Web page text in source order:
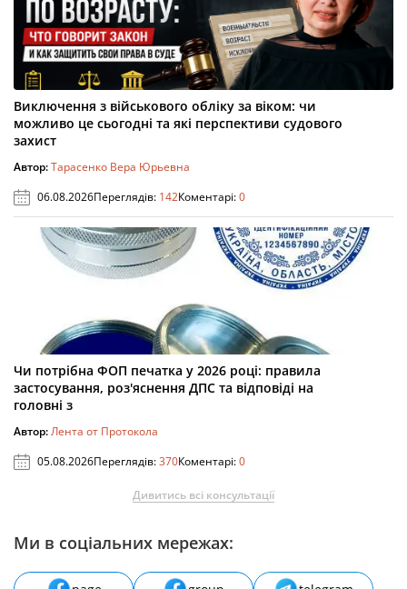
Виключення з військового обліку за віком: чи
можливо це сьогодні та які перспективи судового
захист
Автор:Тарасенко Вера Юрьевна
06.08.2026Переглядів: 142Коментарі:0
Чи потрібна ФОП печатка у 2026 році: правила
застосування, роз'яснення ДПС та відповіді на
головні з
Автор:Лента от Протокола
05.08.2026Переглядів:370Коментарі:0
Дивитись всі консультації
Ми в соціальних мережах: